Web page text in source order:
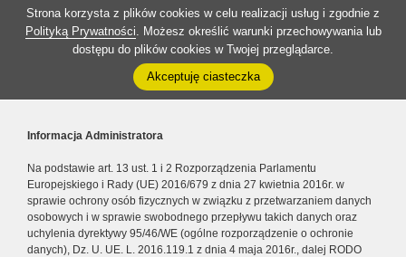
Strona korzysta z plików cookies w celu realizacji usług i zgodnie z
Polityką Prywatności. Możesz określić warunki przechowywania lub
dostępu do plików cookies w Twojej przeglądarce.
Akceptuję ciasteczka
Informacja Administratora
Na podstawie art. 13 ust. 1 i 2 Rozporządzenia Parlamentu
Europejskiego i Rady (UE) 2016/679 z dnia 27 kwietnia 2016r. w
sprawie ochrony osób fizycznych w związku z przetwarzaniem danych
osobowych i w sprawie swobodnego przepływu takich danych oraz
uchylenia dyrektywy 95/46/WE (ogólne rozporządzenie o ochronie
danych), Dz. U. UE. L. 2016.119.1 z dnia 4 maja 2016r., dalej RODO